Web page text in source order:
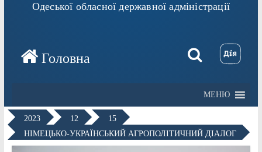
Одеської обласної державної адміністрації
МЕНЮ
2023 12
15
НІМЕЦЬКО-УКРАЇНСЬКИЙ АГРОПОЛІТИЧНИЙ ДІАЛОГ